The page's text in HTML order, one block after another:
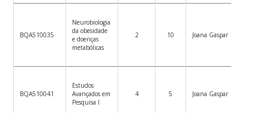
BQA510035
Neurobiologia
da obesidade
e doenças
metabólicas
2 10 Joana Gaspar
BQA510041
Estudos
Avançados em
Pesquisa I
4 5 Joana Gaspar